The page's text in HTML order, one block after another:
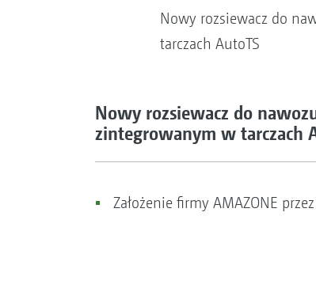
Nowy rozsiewacz do
tarczach AutoTS
Nowy rozsiewacz do
zintegrowanym w tarczach
Założenie firmy AMAZONE